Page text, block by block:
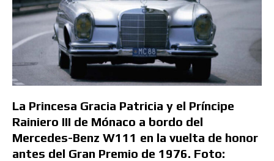
La Princesa Gracia Patricia y el Príncipe
Rainiero III de Mónaco a bordo del
Mercedes-Benz W111 en la vuelta de honor
antes del Gran Premio de 1976. Foto: